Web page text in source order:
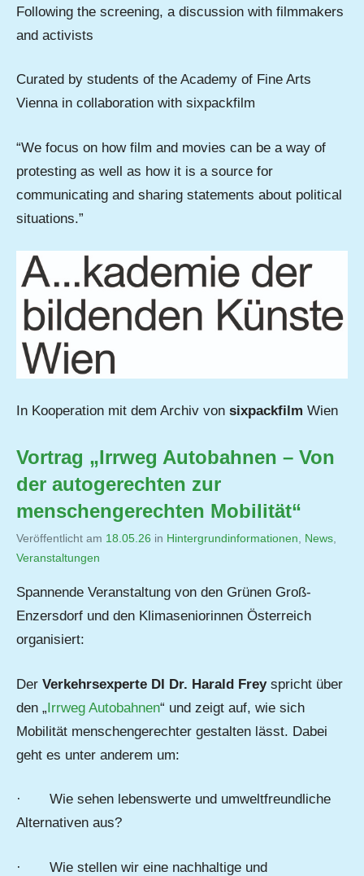
Following the screening, a discussion with filmmakers
and activists
Curated by students of the Academy of Fine Arts
Vienna in collaboration with sixpackfilm
“We focus on how film and movies can be a way of
protesting as well as how it is a source for
communicating and sharing statements about political
situations.”
In Kooperation mit dem Archiv von sixpackfilm Wien
Vortrag „Irrweg Autobahnen – Von
der autogerechten zur
menschengerechten Mobilität“
Veröffentlicht am 18.05.26 von
in Hintergrundinformationen, News,
Veranstaltungen
Spannende Veranstaltung von den Grünen Groß-
Enzersdorf und den Klimaseniorinnen Österreich
organisiert:
Der Verkehrsexperte DI Dr. Harald Freyspricht über
den „Irrweg Autobahnen“ und zeigt auf, wie sich
Mobilität menschengerechter gestalten lässt. Dabei
geht es unter anderem um:
· Wie sehen lebenswerte und umweltfreundliche
Alternativen aus?
· Wie stellen wir eine nachhaltige und